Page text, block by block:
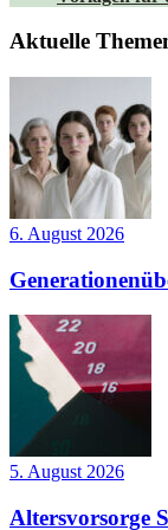
Aktuelle
6. August 2026
5. August 2026
Altersvorsorge